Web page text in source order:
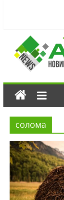
солома